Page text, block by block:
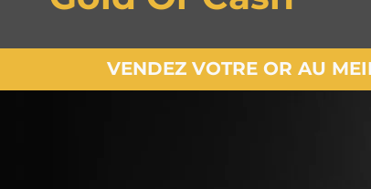
VENDEZ VOTRE OR AU